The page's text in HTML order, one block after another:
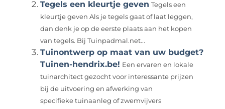
Tegels een kleurtje geven Tegels een
kleurtje geven Als je tegels gaat of laat leggen,
dan denk je op de eerste plaats aan het kopen
van tegels. Bij Tuinpadmal.net...
Tuinontwerp op maat van uw budget?
Tuinen-hendrix.be! Een ervaren en lokale
tuinarchitect gezocht voor interessante prijzen
bij de uitvoering en afwerking van
specifieke tuinaanleg of zwemvijvers